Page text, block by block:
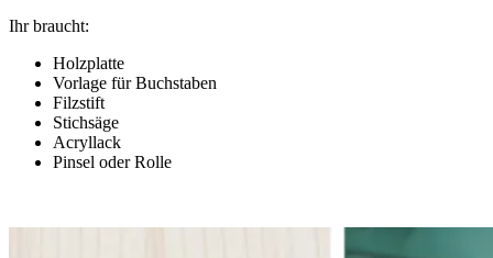
Ihr braucht:
Holzplatte
Vorlage für Buchstaben
Filzstift
Stichsäge
Acryllack
Pinsel oder Rolle